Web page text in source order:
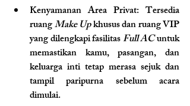
Kenyamanan Area Privat: Tersedia
ruang Make Up khusus dan ruang VIP
yang dilengkapi fasilitas Full AC untuk
memastikan kamu, pasangan, dan
keluarga inti tetap merasa sejuk dan
tampil paripurna sebelum acara
dimulai.